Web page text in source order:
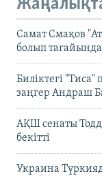
Самат Смақов
болып
Биліктегі "Тиса"
заңгер Андраш
АҚШ сенаты
бекітті
Украина